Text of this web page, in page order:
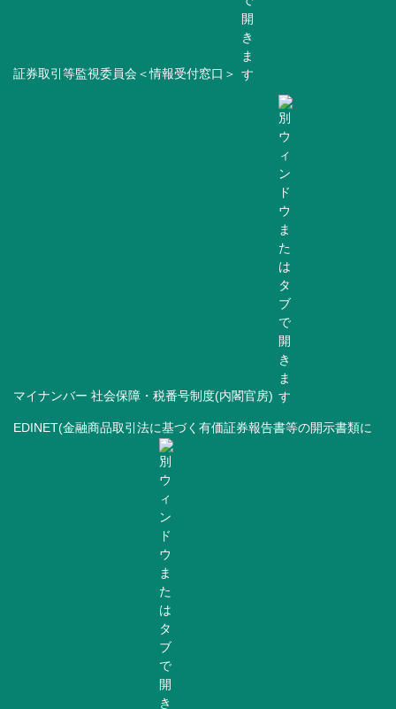
証券取引等監視委員会＜情報受付窓口＞
マイナンバー 社会保障・税番号制度(内閣官房)
EDINET(金融商品取引法に基づく有価証券報告書等の開示書類に